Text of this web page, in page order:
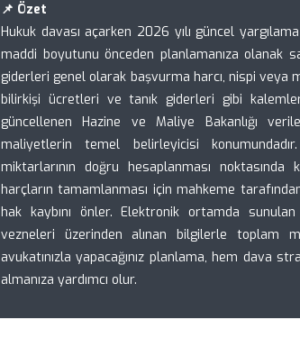
📌 Özet
Hukuk davası açarken 2026 yılı güncel
maddi boyutunu önceden planlamanıza olanak
giderleri genel olarak başvurma harcı, nispi veya
bilirkişi ücretleri ve tanık giderleri gibi
güncellenen Hazine ve Maliye Bakanlığı
maliyetlerin temel belirleyicisi
miktarlarının doğru hesaplanması
harçların tamamlanması için mahkeme
hak kaybını önler. Elektronik ortamda
vezneleri üzerinden alınan bilgilerle toplam
avukatınızla yapacağınız planlama, hem dava
almanıza yardımcı olur.